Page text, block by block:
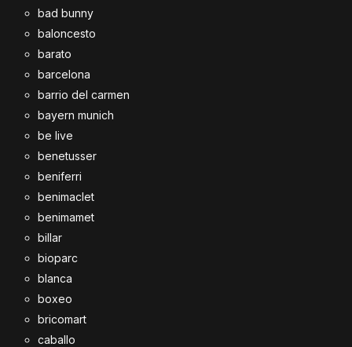
bad bunny
baloncesto
barato
barcelona
barrio del carmen
bayern munich
be live
benetusser
beniferri
benimaclet
benimamet
billar
bioparc
blanca
boxeo
bricomart
caballo